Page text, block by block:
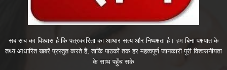
सब सच का विश्वास है कि पत्रकारिता का आधार सत्य और निष्पक्षता है। हम बिना पक्षपात के
तथ्य आधारित खबरें प्रस्तुत करते हैं, ताकि पाठकों तक हर महत्वपूर्ण जानकारी पूरी विश्वसनीयता
के साथ पहुँच सके